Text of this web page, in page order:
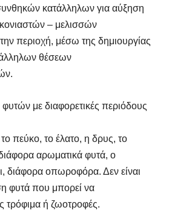
κατάλληλων για αύξηση
– μελισσών
περιοχή, μέσω της δημιουργίας
θέσεων
φυτών με διαφορετικές περιόδους
το πεύκο, το έλατο, η δρυς, το
αρωματικά φυτά, ο
διάφορα οπωροφόρα. Δεν είναι
φυτά που μπορεί να
τρόφιμα ή ζωοτροφές.